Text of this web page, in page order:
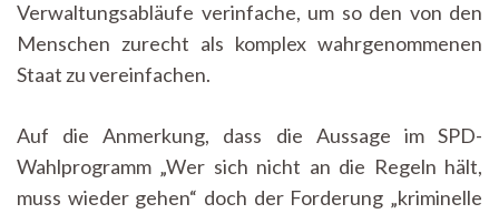
Verwaltungsabläufe verinfache, um so den von den
Menschen zurecht als komplex wahrgenommenen
Staat zu vereinfachen.
Auf die Anmerkung, dass die Aussage im SPD-
Wahlprogramm „Wer sich nicht an die Regeln hält,
muss wieder gehen“ doch der Forderung „kriminelle